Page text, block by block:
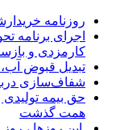
روزنامه
اجرای برنامه
کارمزدی و
تبدیل قبوض آب،
شفاف‌سازی
همت گذشت